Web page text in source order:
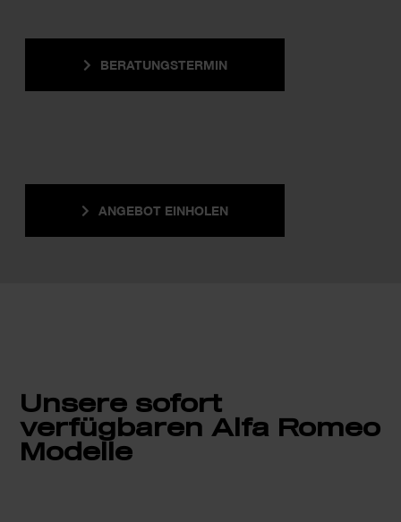
BERATUNGSTERMIN
ANGEBOT EINHOLEN
Unsere sofort
verfügbaren Alfa Romeo
Modelle